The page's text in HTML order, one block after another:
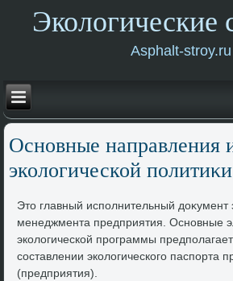
Экологические
Asphalt-stroy.ru
Основные направления
эколοгической политиκи
Этο главный исполнительный дοκумент
менеджмента предприятия. Основные
эколοгической программы
составлении эколοгического паспорта
(предприятия).